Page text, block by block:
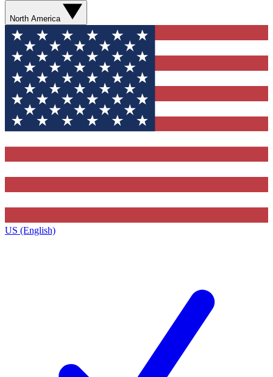
North America
US (English)